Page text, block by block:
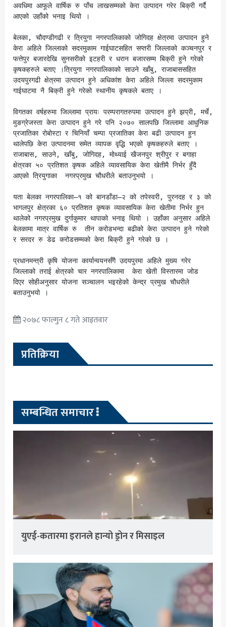
अवधिमा आफूले वार्षिक रु पाँच लाखसम्मको केरा उत्पादन गरेर बिक्री गर्दै
आएको उहाँको भनाइ थियो ।
बेलका, चौदण्डीगढी र त्रियुगा नगरपालिकाको जोगिदह क्षेत्रमा उत्पादन हुने
केरा अहिले जिल्लाको सदरमुकाम गाईघाटसहित सप्तरी जिल्लाको कञ्चनपुर र
फत्तेपुर बजारदेखि सुनसरीको इटहरी र धरान बजारसम्म बिक्री हुने गरेको
कृषकहरुले बताए ।त्रियुगा नगरपालिकाको साउने खाँबु, राजाबाससहित
उदयपुरगढी क्षेत्रमा उत्पादन हुने अधिकांश केरा अहिले जिल्ला सदरमुकाम
गाईघाटमा नै बिक्री हुने गरेको स्थानीय कृषकले बताए ।
विगतका वर्षहरुमा जिल्लामा प्रायः परम्परागतरुपमा उत्पादन हुने झप्री, मर्चे,
मुङग्रेजस्ता केरा उत्पादन हुने गरे पनि २०७० सालपछि जिल्लामा आधुनिक
प्रजातिका रोबोस्टा र चिनियाँ चम्पा प्रजातिका केरा बढी उत्पादन हुन
थालेपछि केरा उत्पादनमा समेत व्यापक वृद्धि भएको कृषकहरुले बताए ।
राजाबास, साउने, खाँबु, जोगिदह, मोथ्याई खैजनपुर श्रीपुर र बगाहा
क्षेत्रका ५० प्रतिशत कृषक अहिले व्यावसायिक केरा खेतीमै निर्भर हुँदै
आएको त्रियुगाका  नगरप्रमुख चौधरीले बताउनुभयो ।
यता बेलका नगरपालिका–१ को बानडाँडा–२ को तपेस्वरी, पुरनदह र ३ को
भागलपुर क्षेत्रका ६० प्रतिशत कृषक व्यावसायिक केरा खेतीमा निर्भर हुन
थालेको नगरप्रमुख दुर्गाकुमार थापाको भनाइ थियो । उहाँका अनुसार अहिले
बेलकामा मात्र वार्षिक रु  तीन करोडभन्दा बढीको केरा उत्पादन हुने गरेको
र सरदर रु डेढ करोडसम्मको केरा बिक्री हुने गरेको छ ।
प्रधानमन्त्री कृषि योजना कार्यान्वयनसँगै उदयपुरमा अहिले मुख्य गरेर
जिल्लाको तराई क्षेत्रको चार नगरपालिकामा  केरा खेती विस्तारमा जोड
दिएर सोहीअनुसार योजना सञ्चालन भइरहेको केन्द्र प्रमुख चौधरीले
बताउनुभयो ।
२०७८ फाल्गुन ८ गते आइतवार
प्रतिक्रिया
सम्बन्धित समाचार
युएई-कतारमा इरानले हान्यो ड्रोन र मिसाइल